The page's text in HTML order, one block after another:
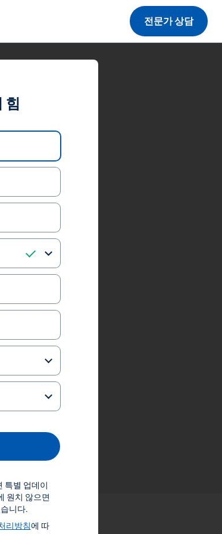
전문가 상담
힘
특별 업데이
원치 않으면
니다.
리방침에 따